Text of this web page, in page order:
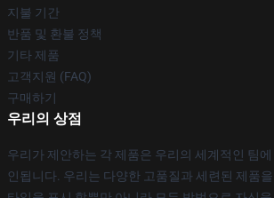
지불 기간
반품 및 환불 정책
기타 제품
고객지원 (FAQ)
구매하기
우리의 상점
우리가 제안하는 각 제품은 우리의 세계적인 팀
인됩니다. 우리는 다양한 고품질과 세련된 제품